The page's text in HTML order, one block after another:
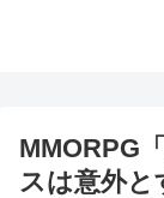
MMORPG
スは意外と